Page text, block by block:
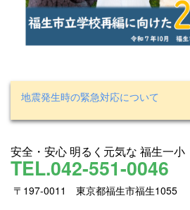
地震発生時の緊急対応について
安全・安心 明るく元気な 福生一小
TEL.042-551-0046
〒197-0011 東京都福生市福生1055